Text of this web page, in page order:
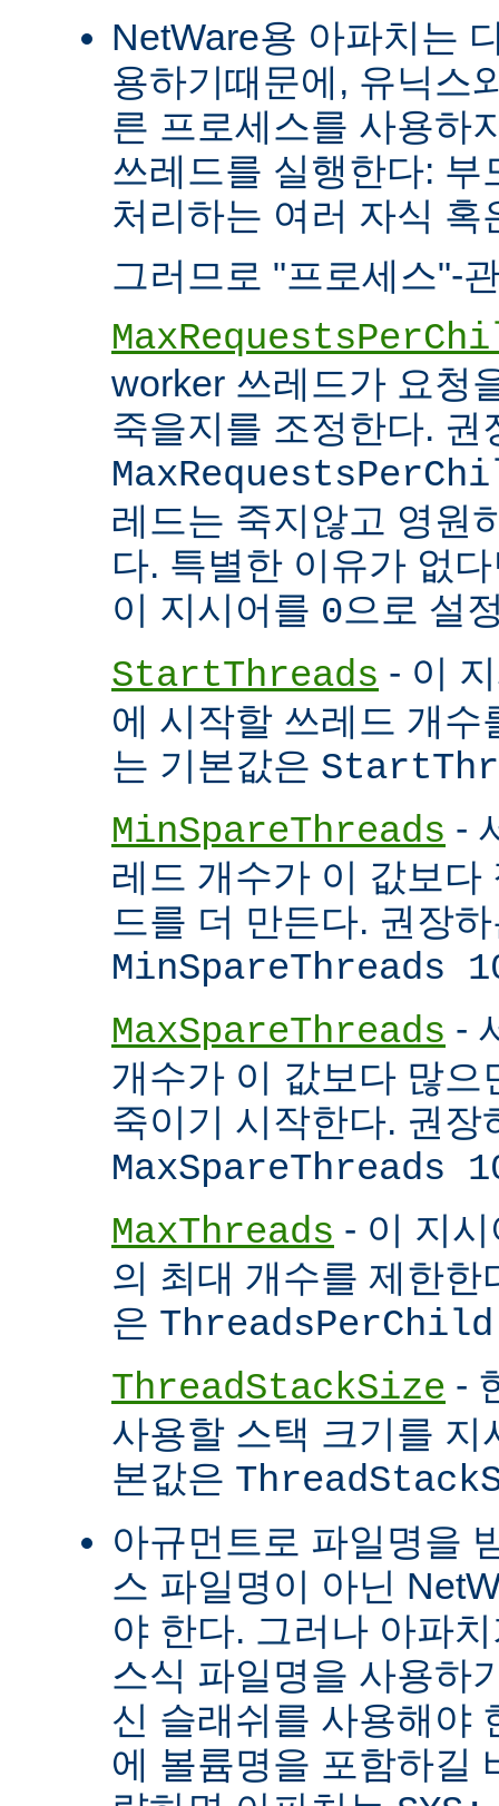
NetWare용 아파치는
용하기때문에, 유닉스
른 프로세스를 사용하
쓰레드를 실행한다: 부
처리하는 여러 자식 혹
그러므로 "프로세스"-
worker 쓰레드가 요청
죽을지를 조정한다. 권
레드는 죽지않고 영원
다. 특별한 이유가 없
이 지시어를 0으로 설
StartThreads - 이
에 시작할 쓰레드 개수
는 기본값은
MinSpareThreads -
레드 개수가 이 값보다
드를 더 만든다. 권장
MinSpareThreads
MaxSpareThreads -
개수가 이 값보다 많으
죽이기 시작한다. 권장
MaxSpareThreads
MaxThreads - 이 지
의 최대 개수를 제한한
은
ThreadStackSize -
사용할 스택 크기를 지
본값은
아규먼트로 파일명을
스 파일명이 아닌
야 한다. 그러나 아파
스식 파일명을 사용하
신 슬래쉬를 사용해야
에 볼륨명을 포함하길